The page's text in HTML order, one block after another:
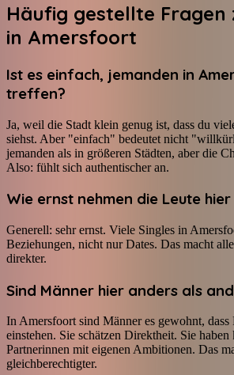
Häufig gestellte Fragen
in Amersfoort
Ist es einfach, jemanden in
treffen?
Ja, weil die Stadt klein genug ist, dass du
siehst. Aber "einfach" bedeutet nicht
jemanden als in größeren Städten, aber die
Also: fühlt sich authentischer an.
Wie ernst nehmen die Leute
Generell: sehr ernst. Viele Singles in
Beziehungen, nicht nur Dates. Das macht
direkter.
Sind Männer hier anders als
In Amersfoort sind Männer es gewohnt, dass
einstehen. Sie schätzen Direktheit. Sie
Partnerinnen mit eigenen Ambitionen. Das
gleichberechtigter.